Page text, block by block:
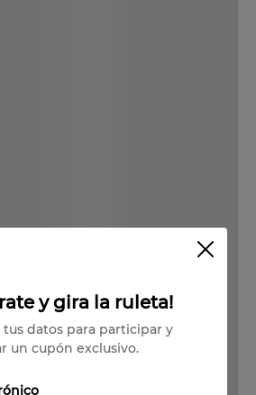
y gira la ruleta!
datos para participar y
un cupón exclusivo.